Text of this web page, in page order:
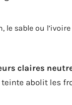
le sable ou
claires
abolit les